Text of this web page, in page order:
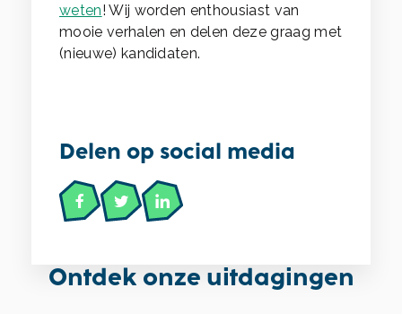
weten! Wij worden enthousiast van
mooie verhalen en delen deze graag met
(nieuwe) kandidaten.
Delen op social media
Ontdek onze uitdagingen